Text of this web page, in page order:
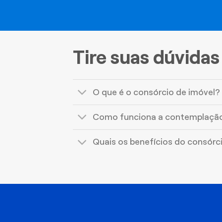
Tire suas dúvidas
O que é o consórcio de imóvel?
Como funciona a
Quais os benefícios do